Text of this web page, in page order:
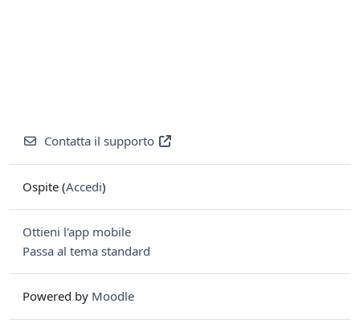
Contatta il supporto
Ospite (Accedi)
Ottieni l'app mobile
Passa al tema standard
Powered by Moodle